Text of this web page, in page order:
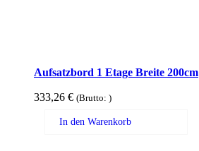
Aufsatzbord 1 Etage Breite 200cm
333,26 € (Brutto: )
In den Warenkorb